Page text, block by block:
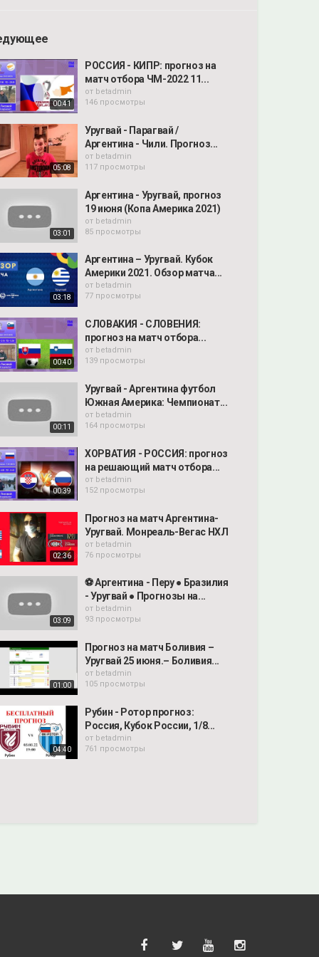
00:41
РОССИЯ - КИПР: прогноз на
матч отбора ЧМ-2022 11...
от betadmin
146 просмотры
05:08
Уругвай - Парагвай /
Аргентина - Чили. Прогноз...
от betadmin
117 просмотры
03:01
Аргентина - Уругвай, прогноз
19 июня (Копа Америка 2021)
от betadmin
85 просмотры
03:18
Аргентина – Уругвай. Кубок
Америки 2021. Обзор матча...
от betadmin
77 просмотры
00:40
СЛОВАКИЯ - СЛОВЕНИЯ:
прогноз на матч отбора...
от betadmin
139 просмотры
00:11
Уругвай - Аргентина футбол
Южная Америка: Чемпионат...
от betadmin
164 просмотры
00:39
ХОРВАТИЯ - РОССИЯ: прогноз
на решающий матч отбора...
от betadmin
152 просмотры
02:36
Прогноз на матч Аргентина-
Уругвай. Монреаль-Вегас НХЛ
от betadmin
76 просмотры
03:09
⚽️ Аргентина - Перу ● Бразилия
- Уругвай ● Прогнозы на...
от betadmin
93 просмотры
01:00
Прогноз на матч Боливия –
Уругвай 25 июня.– Боливия...
от betadmin
105 просмотры
04:40
Рубин - Ротор прогноз:
Россия, Кубок России, 1/8...
от betadmin
761 просмотры